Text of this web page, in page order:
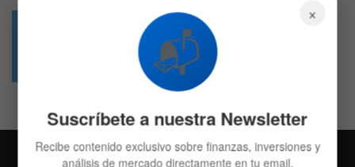
4.7k
Followers
×
📬
Suscríbete a nuestra Newsletter
Recibe contenido exclusivo sobre finanzas, inversiones y
análisis de mercado directamente en tu email.